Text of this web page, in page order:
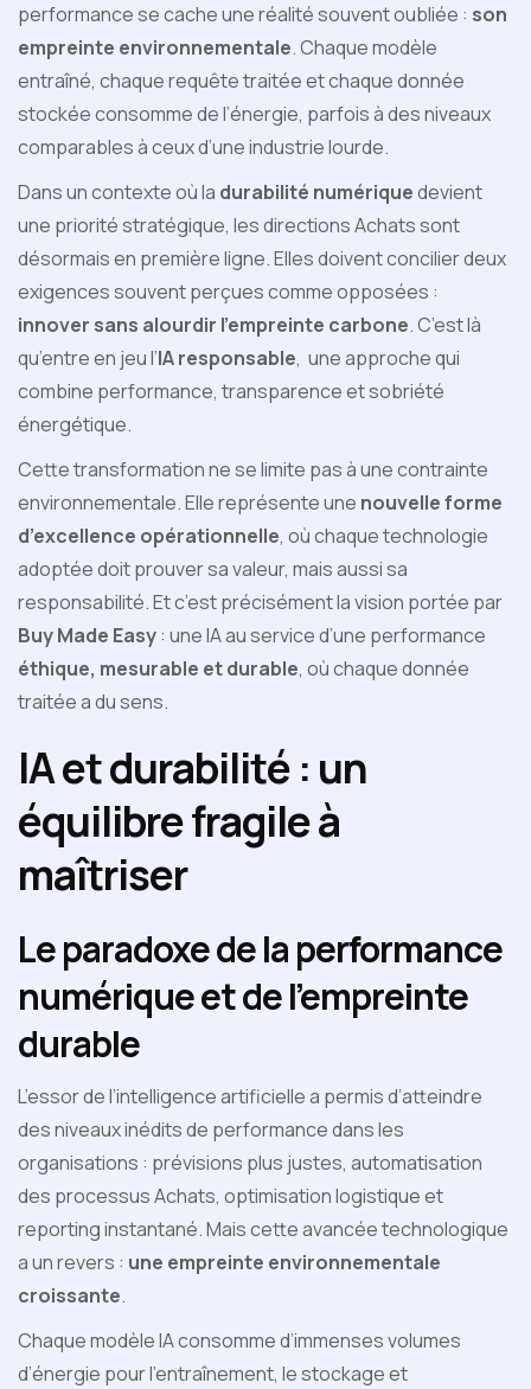
performance se cache une réalité souvent oubliée : son
empreinte environnementale. Chaque modèle
entraîné, chaque requête traitée et chaque donnée
stockée consomme de l’énergie, parfois à des niveaux
comparables à ceux d’une industrie lourde.
Dans un contexte où la durabilité numériquedevient
une priorité stratégique, les directions Achats sont
désormais en première ligne. Elles doivent concilier deux
exigences souvent perçues comme opposées :
innover sans alourdir l’empreinte carbone. C’est là
qu’entre en jeu l’IA responsable, une approche qui
combine performance, transparence et sobriété
énergétique.
Cette transformation ne se limite pas à une contrainte
environnementale. Elle représente une nouvelle forme
d’excellence opérationnelle, où chaque technologie
adoptée doit prouver sa valeur, mais aussi sa
responsabilité. Et c’est précisément la vision portée par
Buy Made Easy: une IA au service d’une performance
éthique, mesurable et durable, où chaque donnée
traitée a du sens.
IA et durabilité : un
équilibre fragile à
maîtriser
Le paradoxe de la performance
numérique et de l’empreinte
durable
L’essor de l’intelligence artificielle a permis d’atteindre
des niveaux inédits de performance dans les
organisations : prévisions plus justes, automatisation
des processus Achats, optimisation logistique et
reporting instantané. Mais cette avancée technologique
a un revers : une empreinte environnementale
croissante.
Chaque modèle IA consomme d’immenses volumes
d’énergie pour l’entraînement, le stockage et